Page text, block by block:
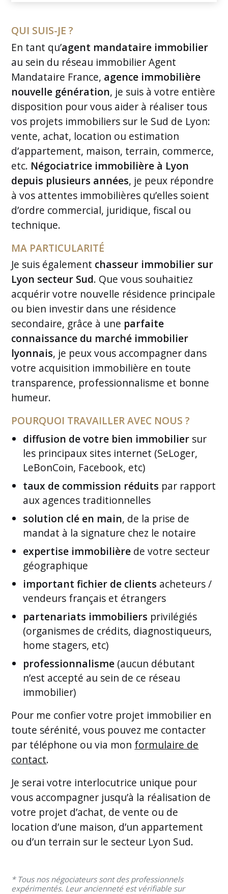
QUI SUIS-JE ?
En tant qu’agent mandataire immobilier
au sein du réseau immobilier Agent
Mandataire France, agence immobilière
nouvelle génération, je suis à votre entière
disposition pour vous aider à réaliser tous
vos projets immobiliers sur le Sud de Lyon:
vente, achat, location ou estimation
d’appartement, maison, terrain, commerce,
etc. Négociatrice immobilière à Lyon
depuis plusieurs années, je peux répondre
à vos attentes immobilières qu’elles soient
d’ordre commercial, juridique, fiscal ou
technique.
MA PARTICULARITÉ
Je suis également chasseur immobilier sur
Lyon secteur Sud. Que vous souhaitiez
acquérir votre nouvelle résidence principale
ou bien investir dans une résidence
secondaire, grâce à une parfaite
connaissance du marché immobilier
lyonnais, je peux vous accompagner dans
votre acquisition immobilière en toute
transparence, professionnalisme et bonne
humeur.
POURQUOI TRAVAILLER AVEC NOUS ?
diffusion de votre bien immobiliersur
les principaux sites internet (SeLoger,
LeBonCoin, Facebook, etc)
taux de commission réduits par rapport
aux agences traditionnelles
solution clé en main, de la prise de
mandat à la signature chez le notaire
expertise immobilièrede votre secteur
géographique
important fichier de clients acheteurs /
vendeurs français et étrangers
partenariats immobiliers privilégiés
(organismes de crédits, diagnostiqueurs,
home stagers, etc)
professionnalisme(aucun débutant
n’est accepté au sein de ce réseau
immobilier)
Pour me confier votre projet immobilier en
toute sérénité, vous pouvez me contacter
par téléphone ou via mon formulaire de
contact.
Je serai votre interlocutrice unique pour
vous accompagner jusqu’à la réalisation de
votre projet d’achat, de vente ou de
location d’une maison, d’un appartement
ou d’un terrain sur le secteur Lyon Sud.
* Tous nos négociateurs sont des professionnels
expérimentés. Leur ancienneté est vérifiable sur